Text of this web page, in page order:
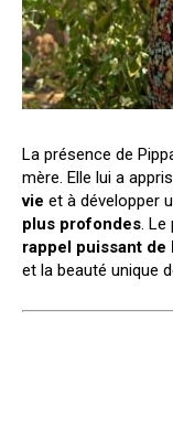
La présence de
mère. Elle lui a
vie et à développer
plus profondes. Le
rappel puissant de
et la beauté unique